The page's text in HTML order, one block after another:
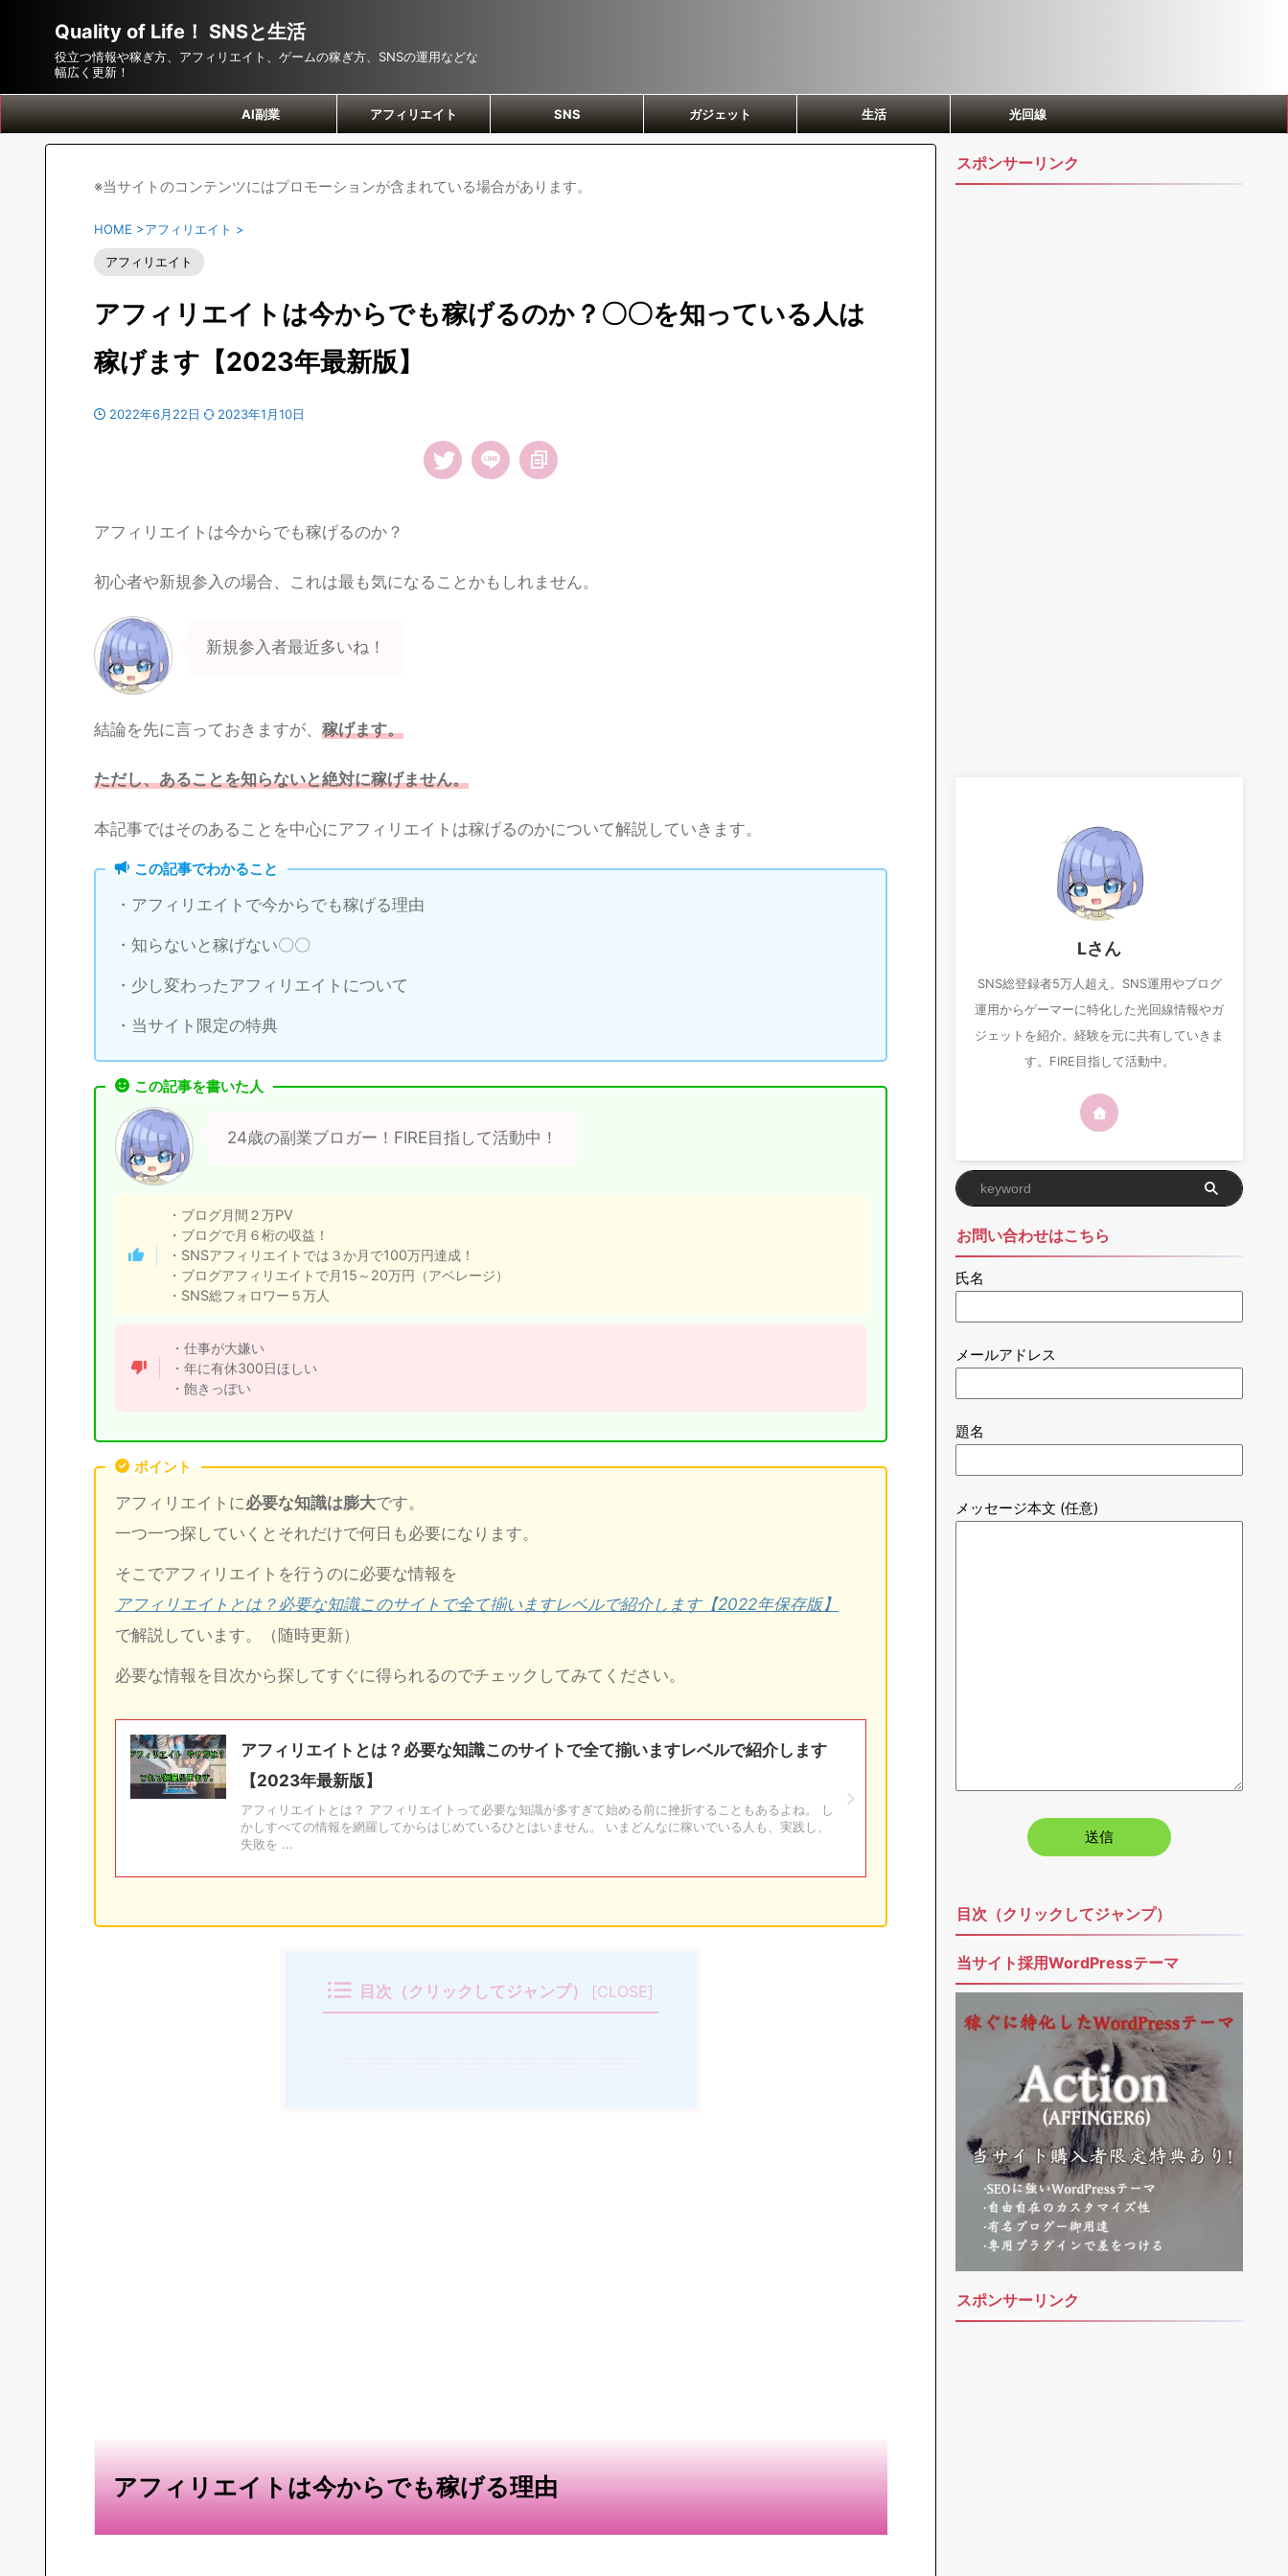
Quality of Life！ SNSと生活
役立つ情報や稼ぎ方、アフィリエイト、ゲームの稼ぎ方、SNSの運用などな
幅広く更新！
AI副業 アフィリエイト SNS ガジェット 生活 光回線
※当サイトのコンテンツにはプロモーションが含まれている場合があります。
HOME >アフィリエイト >
アフィリエイト
アフィリエイトは今からでも稼げるのか？〇〇を知っている人は
稼げます【2023年最新版】
2022年6月22日 2023年1月10日
アフィリエイトは今からでも稼げるのか？
初心者や新規参入の場合、これは最も気になることかもしれません。
新規参入者最近多いね！
結論を先に言っておきますが、 稼げます。
ただし、あることを知らないと絶対に稼げません。
本記事ではそのあることを中心にアフィリエイトは稼げるのかについて解説していきます。
この記事でわかること
・アフィリエイトで今からでも稼げる理由
・知らないと稼げない〇〇
・少し変わったアフィリエイトについて
・当サイト限定の特典
この記事を書いた人
24歳の副業ブロガー！FIRE目指して活動中！
・ブログ月間２万PV
・ブログで月６桁の収益！
・SNSアフィリエイトでは３か月で100万円達成！
・ブログアフィリエイトで月15～20万円（アベレージ）
・SNS総フォロワー５万人
・仕事が大嫌い
・年に有休300日ほしい
・飽きっぽい
ポイント
アフィリエイトに必要な知識は膨大です。
一つ一つ探していくとそれだけで何日も必要になります。
そこでアフィリエイトを行うのに必要な情報を
アフィリエイトとは？必要な知識このサイトで全て揃いますレベルで紹介します【2022年保存版】
で解説しています。（随時更新）
必要な情報を目次から探してすぐに得られるのでチェックしてみてください。
アフィリエイトとは？必要な知識このサイトで全て揃いますレベルで紹介します
【2023年最新版】
アフィリエイトとは？ アフィリエイトって必要な知識が多すぎて始める前に挫折することもあるよね。 し
かしすべての情報を網羅してからはじめているひとはいません。 いまどんなに稼いでいる人も、実践し、
失敗を ...
目次（クリックしてジャンプ） [CLOSE]
アフィリエイトは今からでも稼げる理由
スポンサーリンク
Lさん
SNS総登録者5万人超え。SNS運用やブログ
運用からゲーマーに特化した光回線情報やガ
ジェットを紹介。経験を元に共有していきま
す。FIRE目指して活動中。
お問い合わせはこちら
氏名
メールアドレス
題名
メッセージ本文 (任意)
目次（クリックしてジャンプ）
当サイト採用WordPressテーマ
スポンサーリンク